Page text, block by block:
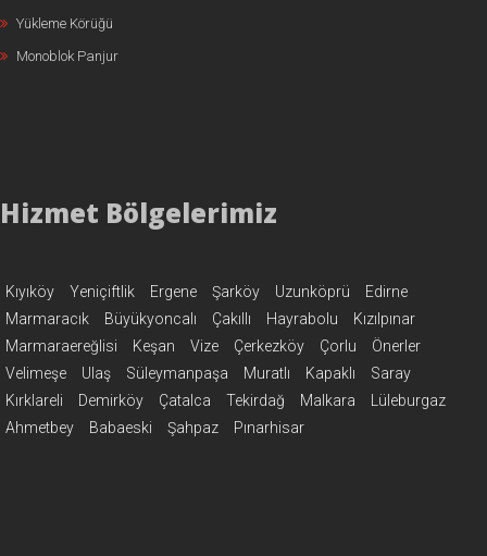
Yükleme Körüğü
Monoblok Panjur
Hizmet Bölgelerimiz
Kıyıköy Yeniçiftlik Ergene Şarköy Uzunköprü
Edirne
Marmaracık
Büyükyoncalı Çakıllı Hayrabolu
Kızılpınar
Marmaraereğlisi
Keşan Vize Çerkezköy Çorlu
Önerler
Velimeşe
Ulaş Süleymanpaşa Muratlı Kapaklı
Saray
Kırklareli
Demirköy Çatalca Tekirdağ Malkara
Lüleburgaz
Ahmetbey
Babaeski Şahpaz Pınarhisar